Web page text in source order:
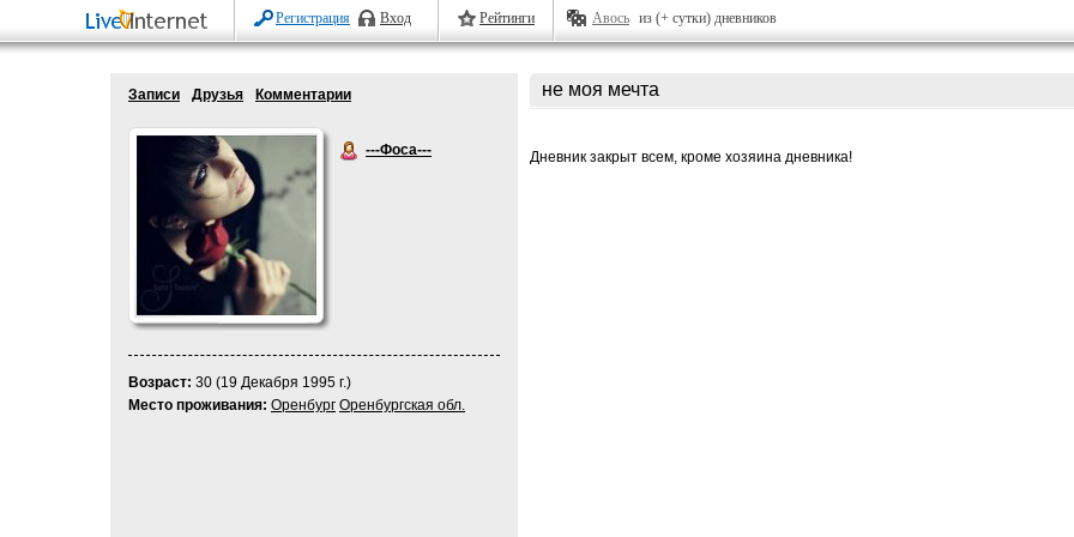
Регистрация Вход Рейтинги Авось из (+ сутки) дневников
Записи Друзья Комментарии
---Фоса---
Возраст: 30 (19 Декабря 1995 г.)
Место проживания: Оренбург Оренбургская обл.
не моя мечта
Дневник закрыт всем, кроме хозяина дневника!